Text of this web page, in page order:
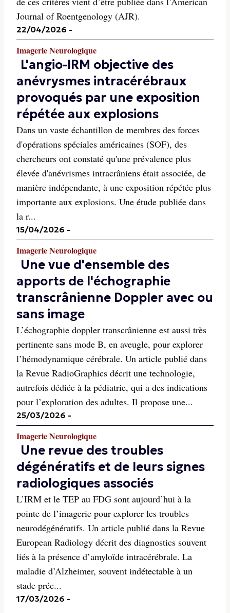
Journal of Roentgenology (AJR).
22/04/2026 -
Imagerie Neurologique
L'angio-IRM objective des
anévrysmes intracérébraux
provoqués par une exposition
répétée aux explosions
Dans un vaste échantillon de membres des forces
d'opérations spéciales américaines (SOF), des
chercheurs ont constaté qu'une prévalence plus
élevée d'anévrismes intracrâniens était associée, de
manière indépendante, à une exposition répétée plus
importante aux explosions. Une étude publiée dans
la r...
15/04/2026 -
Imagerie Neurologique
Une vue d'ensemble des
apports de l'échographie
transcrânienne Doppler avec ou
sans image
L’échographie doppler transcrânienne est aussi très
pertinente sans mode B, en aveugle, pour explorer
l’hémodynamique cérébrale. Un article publié dans
la Revue RadioGraphics décrit une technologie,
autrefois dédiée à la pédiatrie, qui a des indications
pour l’exploration des adultes. Il propose une...
25/03/2026 -
Imagerie Neurologique
Une revue des troubles
dégénératifs et de leurs signes
radiologiques associés
L’IRM et le TEP au FDG sont aujourd’hui à la
pointe de l’imagerie pour explorer les troubles
neurodégénératifs. Un article publié dans la Revue
European Radiology décrit des diagnostics souvent
liés à la présence d’amyloïde intracérébrale. La
maladie d’Alzheimer, souvent indétectable à un
stade préc...
17/03/2026 -